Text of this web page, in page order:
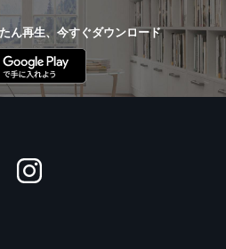
ん再生、今すぐダウンロード